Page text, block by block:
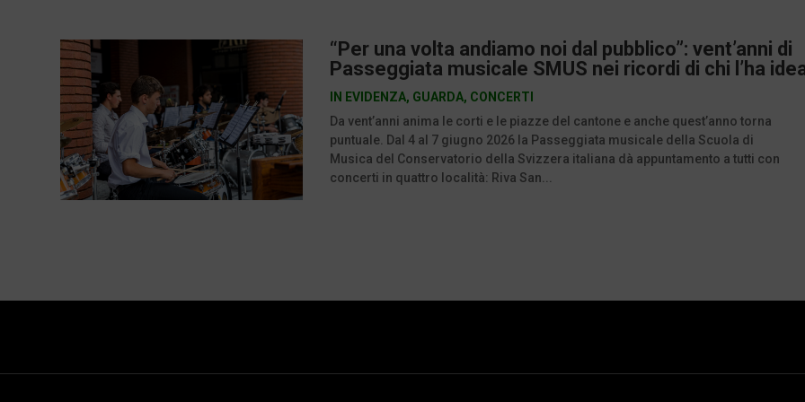
“Per una volta andiamo noi dal pubblico”: vent’anni di
Passeggiata musicale SMUS nei ricordi di chi l’ha
IN EVIDENZA, GUARDA, CONCERTI
Da vent’anni anima le corti e le piazze del cantone e anche quest’anno torna
puntuale. Dal 4 al 7 giugno 2026 la Passeggiata musicale della Scuola di
Musica del Conservatorio della Svizzera italiana dà appuntamento a tutti con
concerti in quattro località: Riva San...